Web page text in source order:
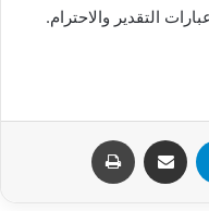
التقدير والاحترام.
تيلقرام مشاركة عبر البريد